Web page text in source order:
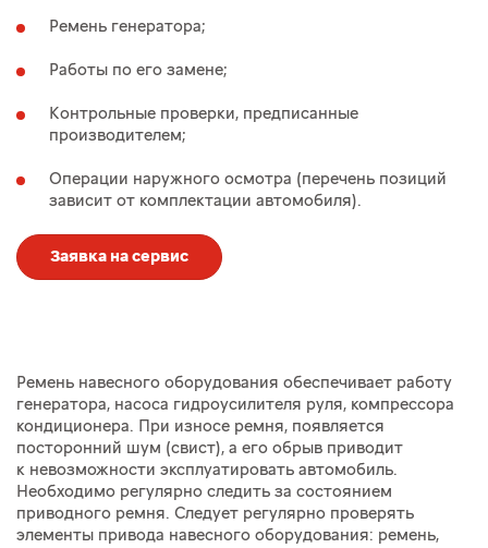
Ремень генератора;
Работы по его замене;
Контрольные проверки, предписанные
производителем;
Операции наружного осмотра (перечень позиций
зависит от комплектации автомобиля).
Заявка на сервис
Ремень навесного оборудования обеспечивает работу
генератора, насоса гидроусилителя руля, компрессора
кондиционера. При износе ремня, появляется
посторонний шум (свист), а его обрыв приводит
к невозможности эксплуатировать автомобиль.
Необходимо регулярно следить за состоянием
приводного ремня. Следует регулярно проверять
элементы привода навесного оборудования: ремень,